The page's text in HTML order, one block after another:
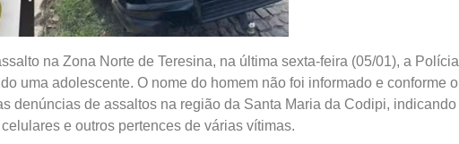
na Zona Norte de Teresina, na última sexta-feira (05/01), a Polícia
uma adolescente. O nome do homem não foi informado e conforme o
denúncias de assaltos na região da Santa Maria da Codipi, indicando
e outros pertences de várias vítimas.